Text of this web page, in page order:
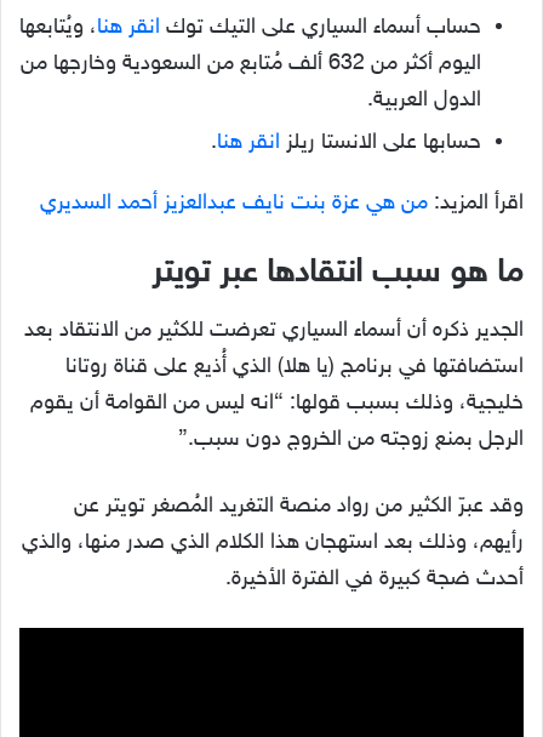
حساب أسماء السياري على التيك توك انقر هنا، ويُتابعها
اليوم أكثر من 632 ألف مُتابع من السعودية وخارجها من
الدول العربية.
حسابها على الانستا ريلز انقر هنا.
اقرأ المزيد: من هي عزة بنت نايف عبدالعزيز أحمد السديري
ما هو سبب انتقادها عبر تويتر
الجدير ذكره أن أسماء السياري تعرضت للكثير من الانتقاد بعد
استضافتها في برنامج (يا هلا) الذي أُذيع على قناة روتانا
خليجية، وذلك بسبب قولها: “انه ليس من القوامة أن يقوم
الرجل بمنع زوجته من الخروج دون سبب.”
وقد عبرّ الكثير من رواد منصة التغريد المُصغر تويتر عن
رأيهم، وذلك بعد استهجان هذا الكلام الذي صدر منها، والذي
أحدث ضجة كبيرة في الفترة الأخيرة.